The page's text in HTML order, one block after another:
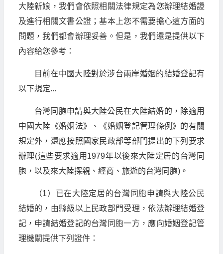
大陸新娘，我們會依照相關法律規定為您辦理結婚證
及進行相關文書公證；基本上您不需要擔心這方面的
問題，我們都會辦理妥善。但是，我們還是提供以下
內容給您參考：
目前在中國大陸對於涉台兩岸婚姻的結婚登記有
以下規定...
台灣同胞申請與大陸公民在大陸結婚的，除適用
中國大陸《婚姻法》、《婚姻登記管理條例》的有關
規定外，還應按照國家民政部等部門提出的下列要求
辦理(這些要求適用1979年以後來大陸定居的台灣同
胞，以及來大陸探親、經商、旅遊的台灣同胞)。
（1）已在大陸定居的台灣同胞申請與大陸公民
結婚的，由縣級以上民政部門受理，依法辦理結婚登
記，申請結婚登記的台灣同胞一方，應向婚姻登記管
理機關提供下列證件：